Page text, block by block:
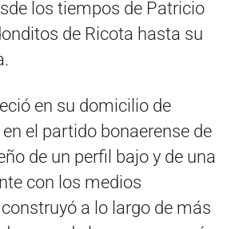
los tiempos de Patricio
de Ricota hasta su
en su domicilio de
en el partido bonaerense de
de un perfil bajo y de una
con los medios
a lo largo de más